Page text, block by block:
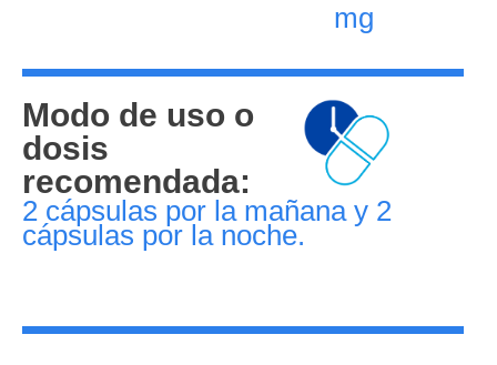
mg
Modo de uso o
dosis
recomendada:
2 cápsulas por la mañana y 2
cápsulas por la noche.